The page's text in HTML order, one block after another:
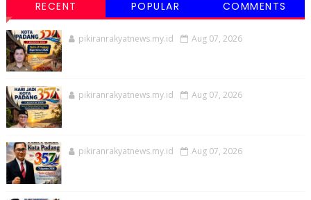
RECENT POPULAR COMMENTS
pikiranrakyatnews.my.id Aug 07, 2026
pikiranrakyatnews.my.id Aug 07, 2026
pikiranrakyatnews.my.id Aug 07, 2026